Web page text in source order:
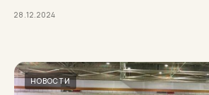
28.12.2024
НОВОСТИ